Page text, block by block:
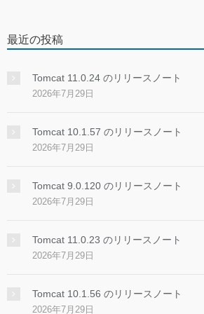
最近の投稿
Tomcat 11.0.24 のリリースノート
2026年7月29日
Tomcat 10.1.57 のリリースノート
2026年7月29日
Tomcat 9.0.120 のリリースノート
2026年7月29日
Tomcat 11.0.23 のリリースノート
2026年7月29日
Tomcat 10.1.56 のリリースノート
2026年7月29日